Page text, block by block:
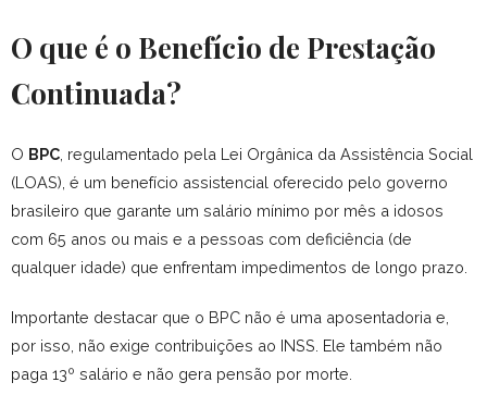
O que é o Benefício de Prestação
Continuada?
O BPC , regulamentado pela Lei Orgânica da Assistência Social
(LOAS), é um benefício assistencial oferecido pelo governo
brasileiro que garante um salário mínimo por mês a idosos
com 65 anos ou mais e a pessoas com deficiência (de
qualquer idade) que enfrentam impedimentos de longo prazo.
Importante destacar que o BPC não é uma aposentadoria e,
por isso, não exige contribuições ao INSS. Ele também não
paga 13º salário e não gera pensão por morte.